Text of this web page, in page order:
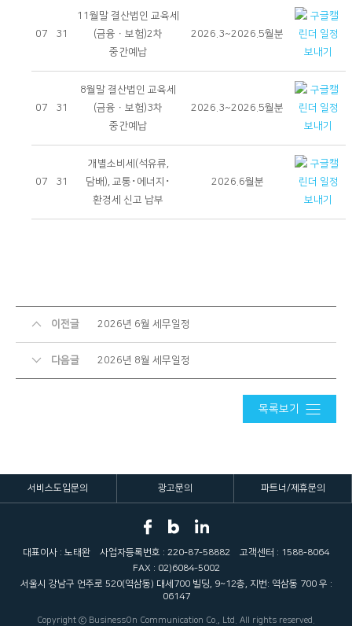
07 31
11월말 결산법인 교육세
(금융ㆍ보험)2차
중간예납
2026.3~2026.5월분
07 31
8월말 결산법인 교육세
(금융ㆍ보험)3차
중간예납
2026.3~2026.5월분
07 31
개별소비세(석유류,
담배), 교통･에너지･
환경세 신고 납부
2026.6월분
이전글 2026년 6월 세무일정
다음글 2026년 8월 세무일정
목록보기
서비스도입문의 광고문의 파트너/제휴문의
대표이사 : 노태완 사업자등록번호 : 220-87-58882
고객센터 : 1588-8064
FAX : 02)6084-5002
서울시 강남구 언주로 520(역삼동) 대세700 빌딩, 9~12층, 지번: 역삼동 700 우 :
06147
Copyright ⓒ BusinessOn Communication Co., Ltd. All rights reserved.